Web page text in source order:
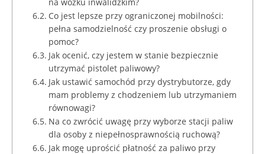
Co jest lepsze przy ograniczonej mobilności:
pełna samodzielność czy proszenie obsługi o
pomoc?
Jak ocenić, czy jestem w stanie bezpiecznie
utrzymać pistolet paliwowy?
Jak ustawić samochód przy dystrybutorze, gdy
mam problemy z chodzeniem lub utrzymaniem
równowagi?
Na co zwrócić uwagę przy wyborze stacji paliw
dla osoby z niepełnosprawnością ruchową?
Jak mogę uprościć płatność za paliwo przy